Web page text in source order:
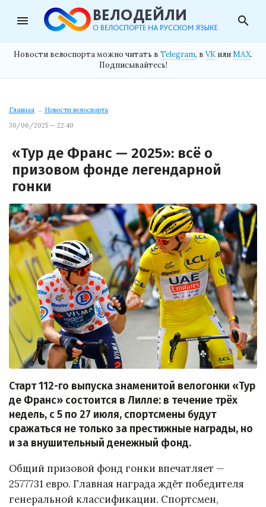
menu search
Новости велоспорта можно читать в Telegram, в VK илиMAX.
Подписывайтесь!
Главная → Новости велоспорта
30/06/2025 — 22:40
«Тур де Франс — 2025»: всё о
призовом фонде легендарной
гонки
Старт 112-го выпуска знаменитой велогонки «Тур
де Франс» состоится в Лилле: в течение трёх
недель, с 5 по 27 июля, спортсмены будут
сражаться не только за престижные награды, но
и за внушительный денежный фонд.
Общий призовой фонд гонки впечатляет —
2577731 евро. Главная награда ждёт победителя
генеральной классификации. Спортсмен,